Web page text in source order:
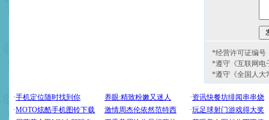
*经营许可证编号
*遵守《互联网电
*遵守《全国人大